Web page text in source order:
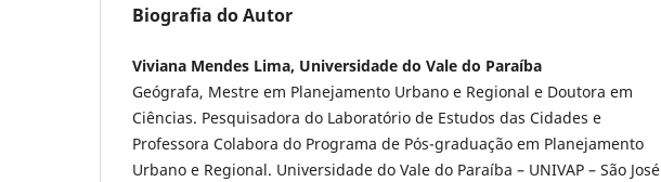
Biografia do Autor
Viviana Mendes Lima, Universidade do Vale do Paraíba
Geógrafa, Mestre em Planejamento Urbano e Regional e Doutora em
Ciências. Pesquisadora do Laboratório de Estudos das Cidades e
Professora Colabora do Programa de Pós-graduação em Planejamento
Urbano e Regional. Universidade do Vale do Paraíba – UNIVAP – São José